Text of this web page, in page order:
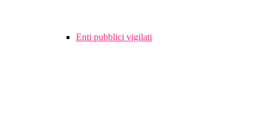
Enti pubblici vigilati